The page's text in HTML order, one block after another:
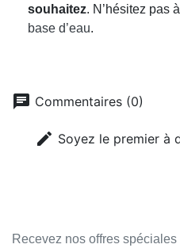
souhaitez. N’hésitez pas
base d’eau.
chat Commentaires (0)
edit Soyez le premier à
Recevez nos offres spéciales